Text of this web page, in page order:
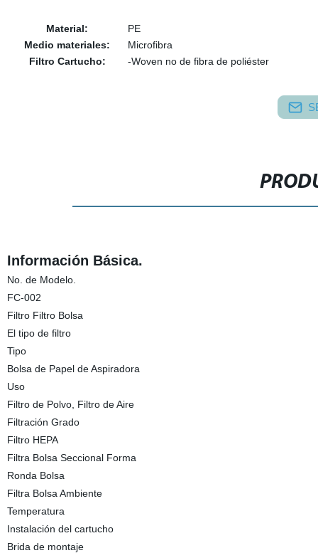
Material:
PE
Medio materiales:
Microfibra
Filtro Cartucho:
-Woven no de fibra de poliéster
Información Básica.
No. de Modelo.
FC-002
Filtro Filtro Bolsa
El tipo de filtro
Tipo
Bolsa de Papel de Aspiradora
Uso
Filtro de Polvo, Filtro de Aire
Filtración Grado
Filtro HEPA
Filtra Bolsa Seccional Forma
Ronda Bolsa
Filtra Bolsa Ambiente
Temperatura
Instalación del cartucho
Brida de montaje